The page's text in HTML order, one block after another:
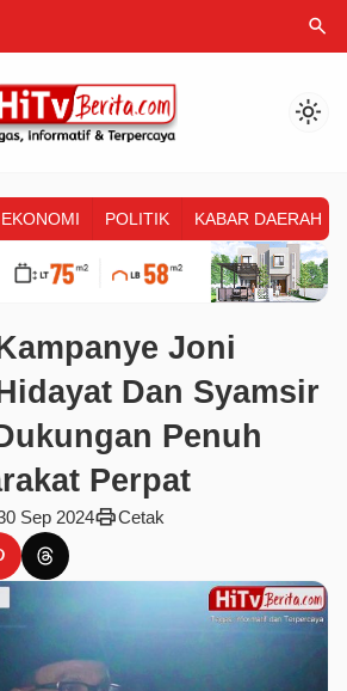
search
light_mode
EKONOMI POLITIK KABAR DAERAH
Joni
Dan Syamsir
Penuh
Perpat
Sep 2024printCetak